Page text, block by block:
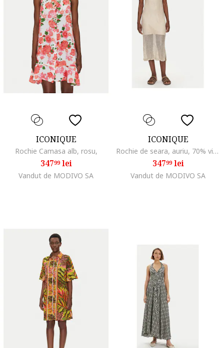
ICONIQUE
Rochie Camasa alb, rosu,
34799lei
Vandut de MODIVO SA
ICONIQUE
Rochie de seara, auriu, 70% viscoza, 30% fibra metalica
34799lei
Vandut de MODIVO SA